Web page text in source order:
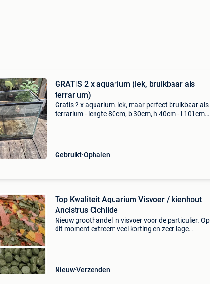
GRATIS 2 x aquarium (lek, bruikbaar als
terrarium)
Gratis 2 x aquarium, lek, maar perfect bruikbaar als
terrarium - lengte 80cm, b 30cm, h 40cm - l 101cm,
Gebruikt Ophalen
Top Kwaliteit Aquarium Visvoer / kienhout
Ancistrus Cichlide
Nieuw groothandel in visvoer voor de particulier. Op
dit moment extreem veel korting en zeer lage
Nieuw Verzenden